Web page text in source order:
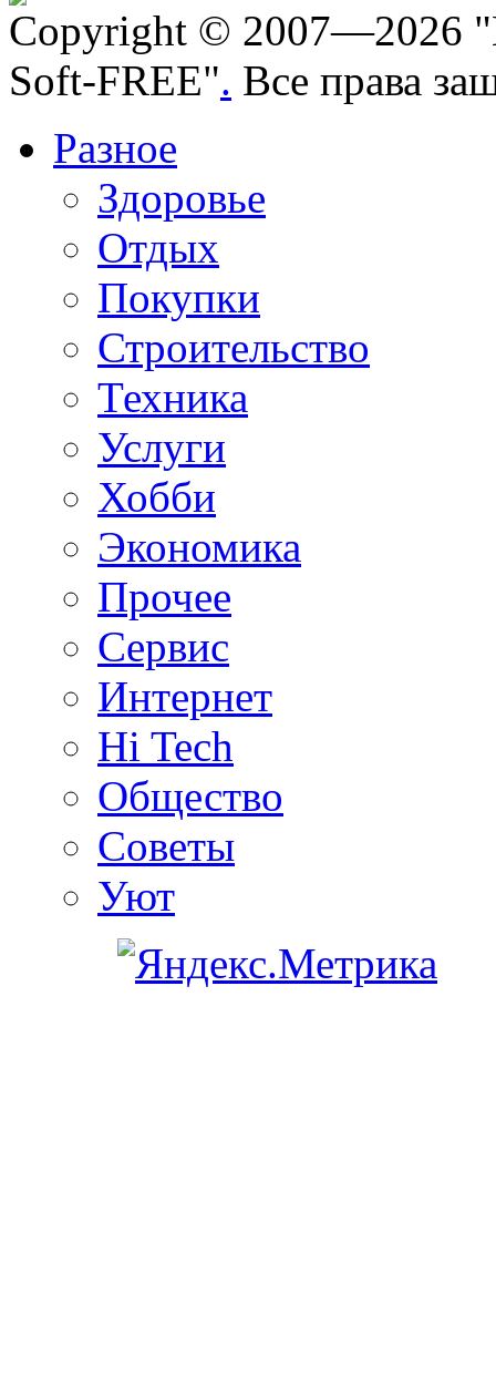
Copyright © 2007—2026
Soft-FREE". Все права
Разное
Здоровье
Отдых
Покупки
Строительство
Техника
Услуги
Хобби
Экономика
Прочее
Сервис
Интернет
Hi Tech
Общество
Советы
Уют